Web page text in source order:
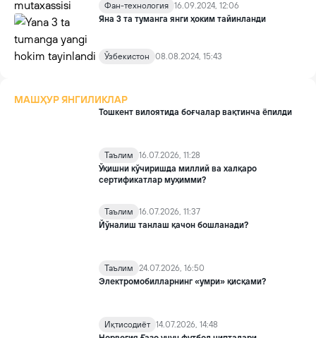
Фан-технология 16.09.2024, 12:06
Яна 3 та туманга янги ҳоким тайинланди
Ўзбекистон 08.08.2024, 15:43
МАШҲУР ЯНГИЛИКЛАР
Тошкент вилоятида боғчалар вақтинча ёпилди
Таълим
16.07.2026, 11:28
Ўқишни кўчиришда миллий ва халқаро
сертификатлар муҳимми?
Таълим
16.07.2026, 11:37
Йўналиш танлаш қачон бошланади?
Таълим
24.07.2026, 16:50
Электромобилларнинг «умри» қисқами?
Иқтисодиёт 14.07.2026, 14:48